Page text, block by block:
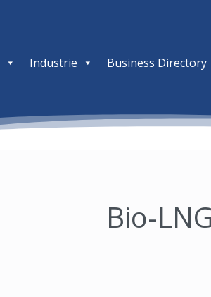
Industrie Business Directory
Bio-LNG